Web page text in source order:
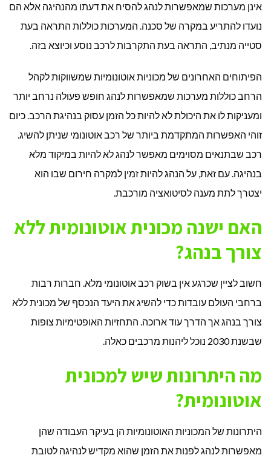
אינן מערכות שמאפשרות לנהג להסיח את דעתו מהנהיגה אלא הם
נועדו להתריע במקרה של סכנה. המערכות כוללות התראה בעת
סטייה מנתיב, התראה בעת התקרבות לרכב נוסע וכיוצא בזה.
הפיתוחים האחרונים של מכוניות אוטונומיות שמשווקות לקהל
הרחב כוללות מערכות שמאפשרות לנהג חופש פעולה נרחב יותר
ומעניקות לו את היכולת לא להיות כל הזמן עסוק בנהיגת הרכב. כיום
זוהי האפשרות המתקדמת ביותר של רכב אוטונומי שניתן להשיג.
רכב שבתנאים מסוימים מאפשר לנהג לא להיות במיקוד מלא
בנהיגה. עם זאת, על הנהג להיות זמין למקרה חירום שבו הוא
יצטרך לתת מענה לסיטואציה מורכבת.
האם ישנה מכונית אוטונומית ללא
צורך בנהג?
חשוב לציין שכרגע אין בשוק רכב אוטונומי מלא. חברות רבות
ברחבי העולם עובדות כדי להשיג את היעד הנכסף של מכונית ללא
צורך בנהג אך הדרך עוד ארוכה. התחזיות האופטימיות צופות
שבשנת 2030 נוכל ליהנות מרכבים כאלה.
מה היתרונות שיש למכונית
אוטונומית?
היתרונות של המכוניות האוטונומיות הן בעיקר העבודה שהן
מאפשרות לנהג לפנות את הזמן שהוא מקדיש לנהיגה לטובת